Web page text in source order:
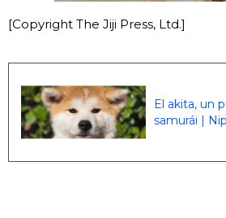
[Copyright The Jiji Press, Ltd.]
El akita, un
samurái |